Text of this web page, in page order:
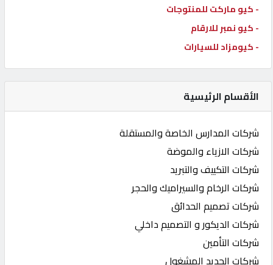
- كيو ماركت للمنتوجات
- كيو نمبر للارقام
- كيومزاد للسيارات
الأقسام الرئيسية
شركات المدارس الخاصة والمستقلة
شركات الازياء والموضة
شركات التكييف والتبريد
شركات الرخام والسيراميك والحجر
شركات تصميم الحدائق
شركات الديكور و التصميم داخلي
شركات التأمين
شركات الحديد المشغول